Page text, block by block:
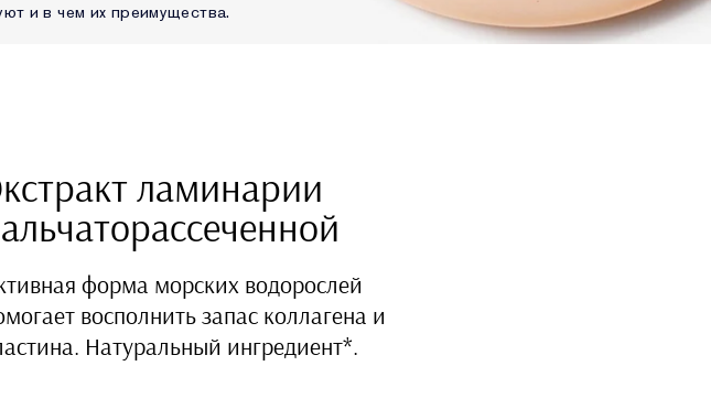
и в чем их преимущества.
ламинарии
форма морских водорослей
восполнить запас коллагена и
Натуральный ингредиент*.